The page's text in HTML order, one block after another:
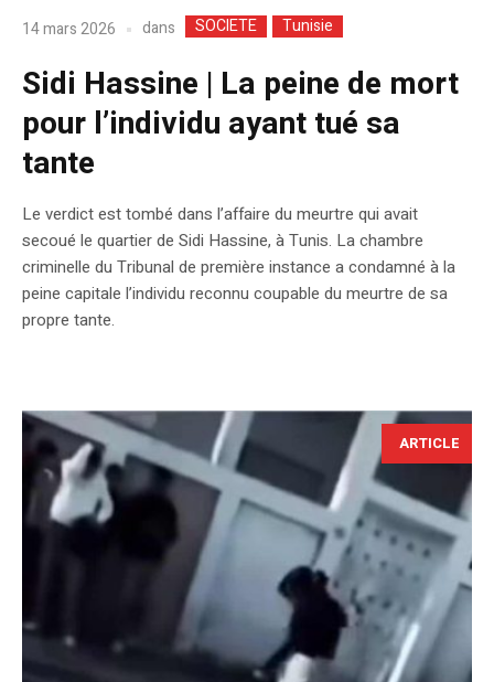
14 mars 2026 dans SOCIETE Tunisie
Sidi Hassine | La peine de mort
pour l’individu ayant tué sa
tante
Le verdict est tombé dans l’affaire du meurtre qui avait
secoué le quartier de Sidi Hassine, à Tunis. La chambre
criminelle du Tribunal de première instance a condamné à la
peine capitale l’individu reconnu coupable du meurtre de sa
propre tante.
ARTICLE